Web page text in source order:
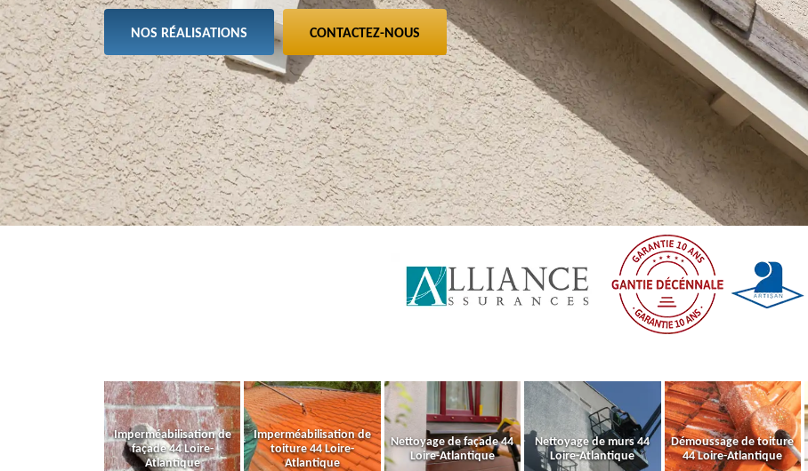
NOS RÉALISATIONS CONTACTEZ-NOUS
Imperméabilisation de
façade 44 Loire-
Atlantique
Imperméabilisation de
toiture 44 Loire-
Atlantique
Nettoyage de façade 44
Loire-Atlantique
Nettoyage de murs 44
Loire-Atlantique
Démoussage de toiture
44 Loire-Atlantique